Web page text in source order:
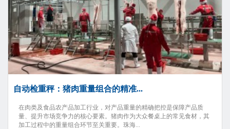
自动检重秤：猪肉重量组合的精准...
在肉类及食品农产品加工行业，对产品重量的精确把控是保障产品质
量、提升市场竞争力的核心要素。猪肉作为大众餐桌上的常见食材，其
加工过程中的重量组合环节至关重要。珠海...